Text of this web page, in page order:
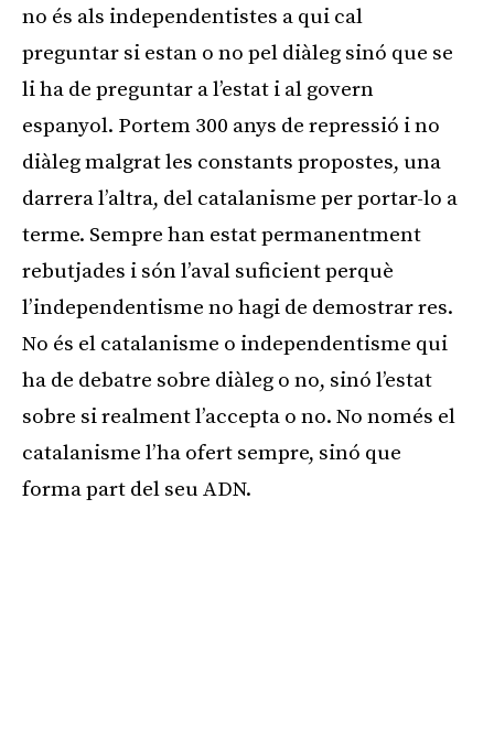
no és als independentistes a qui cal
preguntar si estan o no pel diàleg sinó que se
li ha de preguntar a l’estat i al govern
espanyol. Portem 300 anys de repressió i no
diàleg malgrat les constants propostes, una
darrera l’altra, del catalanisme per portar-lo a
terme. Sempre han estat permanentment
rebutjades i són l’aval suficient perquè
l’independentisme no hagi de demostrar res.
No és el catalanisme o independentisme qui
ha de debatre sobre diàleg o no, sinó l’estat
sobre si realment l’accepta o no. No només el
catalanisme l’ha ofert sempre, sinó que
forma part del seu ADN.